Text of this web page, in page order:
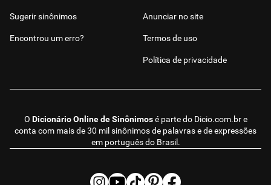
O Dicionário Online de Sinônimosé parte do Dicio.com.bre
conta com mais de 30 mil sinônimos de palavras e de expressões
em português do Brasil.
Sugerir sinônimos
Encontrou um erro?
Anunciar no site
Termos de uso
Política de privacidade